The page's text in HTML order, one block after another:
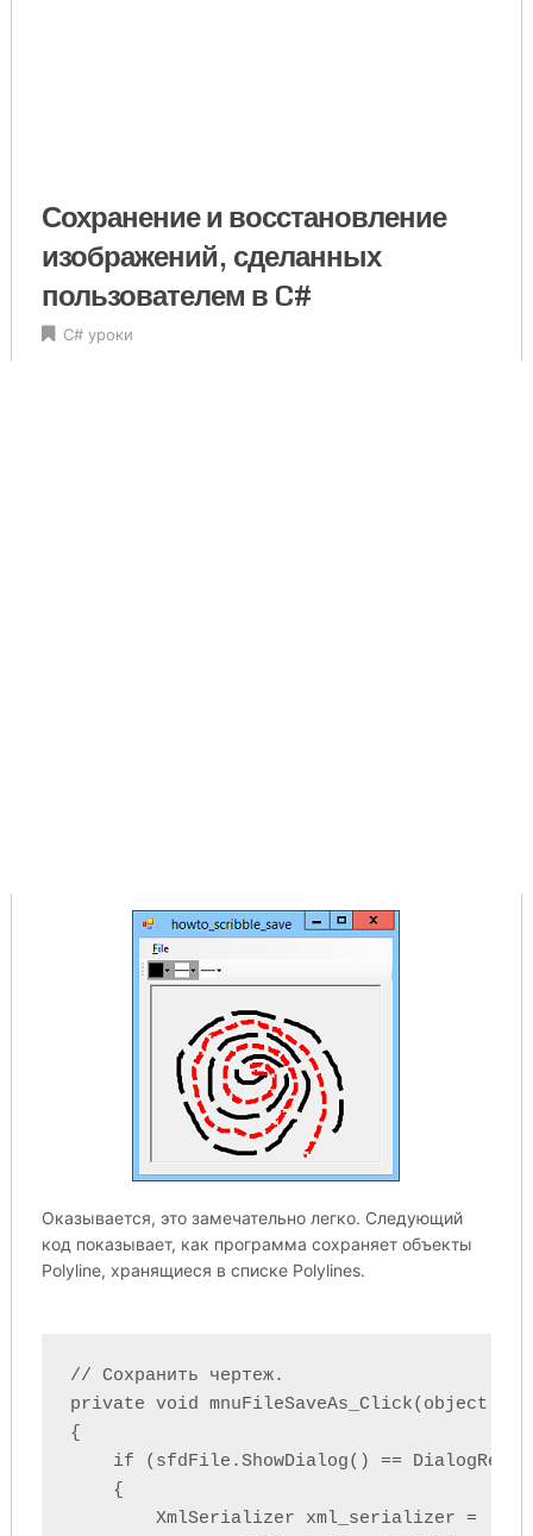
Сохранение и восстановление
изображений, сделанных
пользователем в C#
C# уроки
Оказывается, это замечательно легко. Следующий
код показывает, как программа сохраняет объекты
Polyline, хранящиеся в списке Polylines.
// Сохранить чертеж.
private void mnuFileSaveAs_Click(object
{
if (sfdFile.ShowDialog() ==
    {
        XmlSerializer xml_serializer =